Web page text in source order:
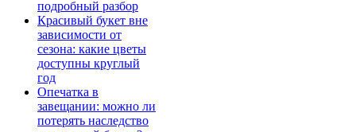
подробный разбор
Красивый букет вне
зависимости от
сезона: какие цветы
доступны круглый
год
Опечатка в
завещании: можно ли
потерять наследство